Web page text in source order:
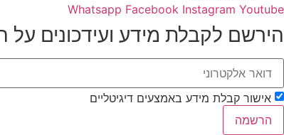
Whatsapp Facebook Instagram Youtube
הירשם לקבלת מידע ועידכונים
אישור קבלת מידע באמצעים דיגיטליים
הרשמה